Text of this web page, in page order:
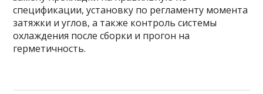
спецификации, установку по регламенту момента
затяжки и углов, а также контроль системы
охлаждения после сборки и прогон на
герметичность.